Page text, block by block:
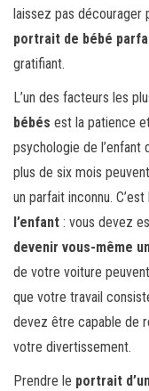
laissez pas décourager
portrait de bébé
gratifiant.
L’un des facteurs les
bébés est la patience
psychologie de l’enfant
plus de six mois
un parfait inconnu.
l’enfant : vous devez
devenir vous-même
de votre voiture
que votre travail
devez être capable de
votre divertissement.
Prendre le portrait